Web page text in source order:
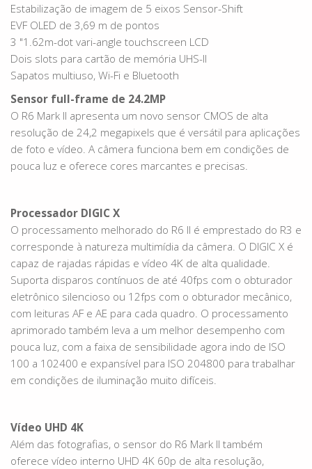
Estabilização de imagem de 5 eixos Sensor-Shift
EVF OLED de 3,69 m de pontos
3 "1.62m-dot vari-angle touchscreen LCD
Dois slots para cartão de memória UHS-II
Sapatos multiuso, Wi-Fi e Bluetooth
Sensor full-frame de 24.2MP
O R6 Mark II apresenta um novo sensor CMOS de alta
resolução de 24,2 megapixels que é versátil para aplicações
de foto e vídeo. A câmera funciona bem em condições de
pouca luz e oferece cores marcantes e precisas.
Processador DIGIC X
O processamento melhorado do R6 II é emprestado do R3 e
corresponde à natureza multimídia da câmera. O DIGIC X é
capaz de rajadas rápidas e vídeo 4K de alta qualidade.
Suporta disparos contínuos de até 40fps com o obturador
eletrônico silencioso ou 12fps com o obturador mecânico,
com leituras AF e AE para cada quadro. O processamento
aprimorado também leva a um melhor desempenho com
pouca luz, com a faixa de sensibilidade agora indo de ISO
100 a 102400 e expansível para ISO 204800 para trabalhar
em condições de iluminação muito difíceis.
Vídeo UHD 4K
Além das fotografias, o sensor do R6 Mark II também
oferece vídeo interno UHD 4K 60p de alta resolução,